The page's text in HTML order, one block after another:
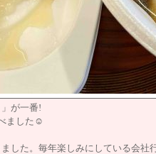
が一番!
ました☺
した。毎年楽しみにしている会社